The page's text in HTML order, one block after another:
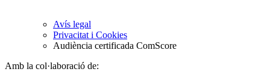
Avís legal
Privacitat i Cookies
Audiència certificada ComScore
Amb la col·laboració de: